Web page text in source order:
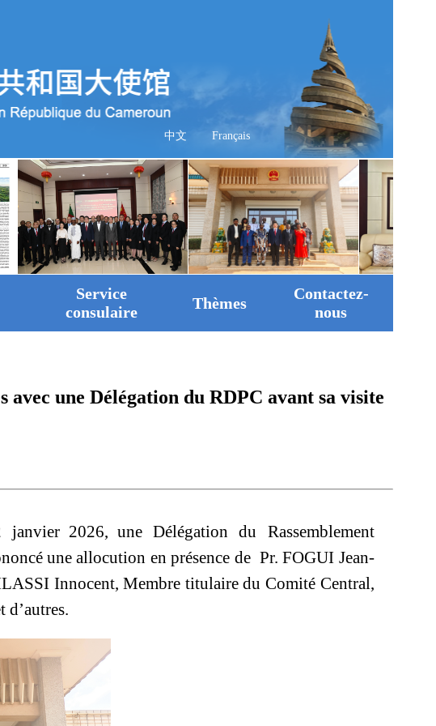
中文 Français
Service
consulaire
Thèmes
Contactez-
nous
avec une Délégation du RDPC avant sa visite
janvier 2026, une Délégation du Rassemblement
une allocution en présence de Pr. FOGUI Jean-
Innocent, Membre titulaire du Comité Central,
d’autres.